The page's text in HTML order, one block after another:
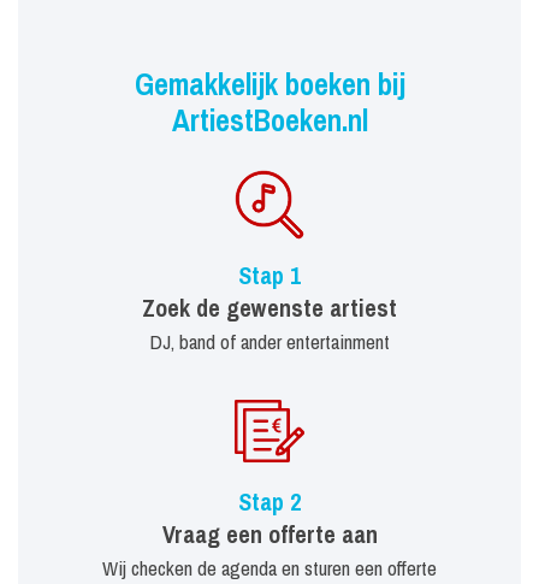
Gemakkelijk boeken bij
ArtiestBoeken.nl
Stap 1
Zoek de gewenste artiest
DJ, band of ander entertainment
Stap 2
Vraag een offerte aan
Wij checken de agenda en sturen een offerte